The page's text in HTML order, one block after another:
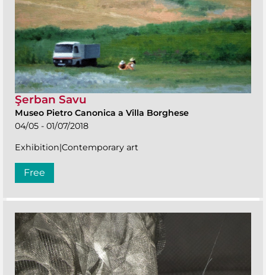
Şerban Savu
Museo Pietro Canonica a Villa Borghese
04/05 - 01/07/2018
Exhibition|Contemporary art
Free